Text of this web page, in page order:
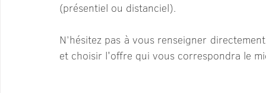
(présentiel ou distanciel).
N’hésitez pas à vous renseigner
et choisir l'offre qui vous correspondra le